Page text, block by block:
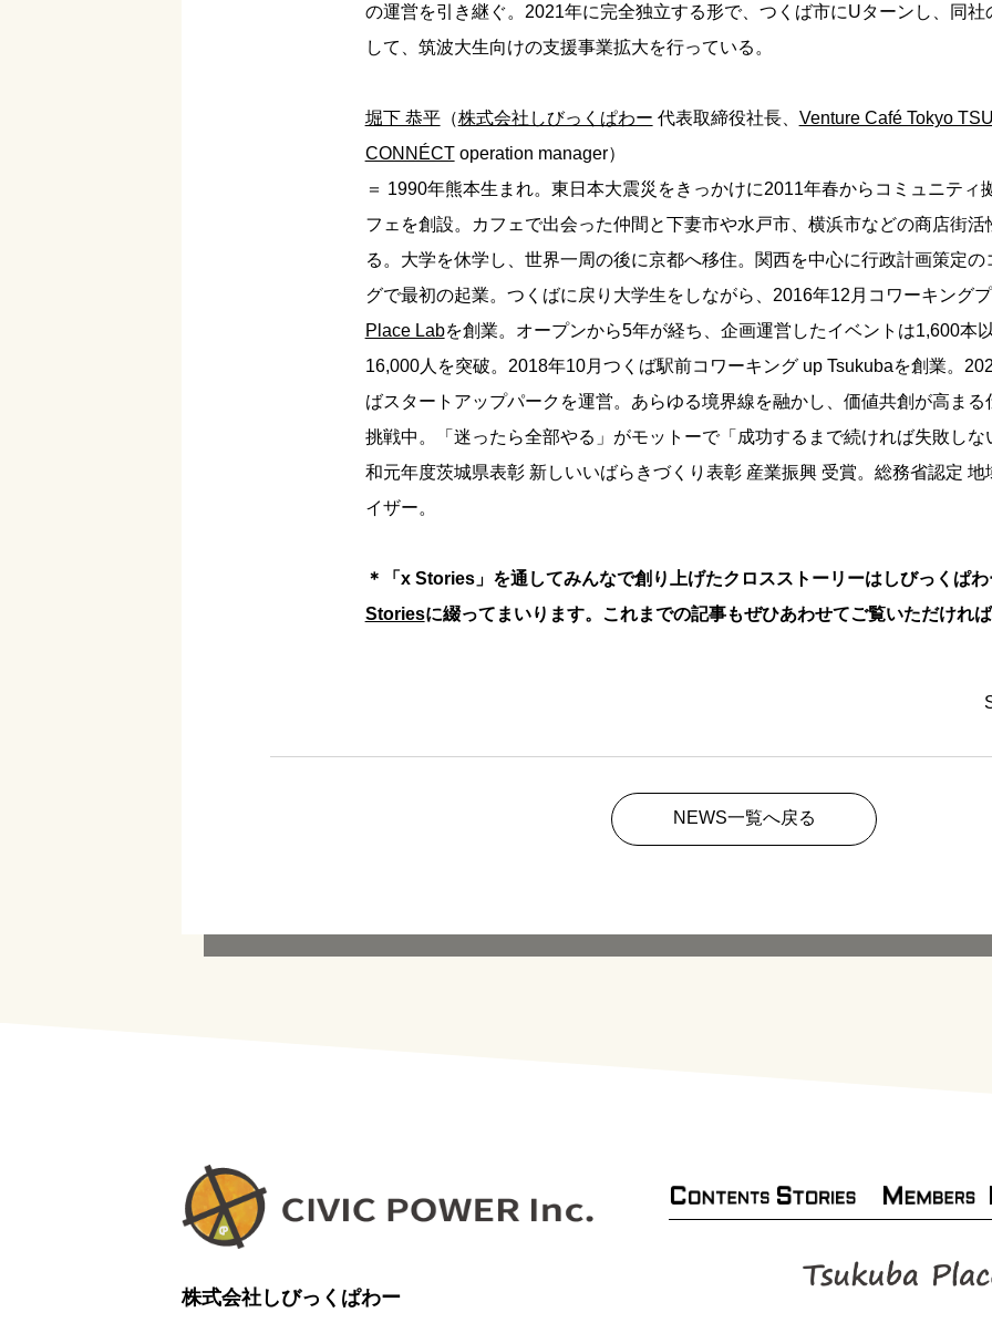
の運営を引き継ぐ。2021年に完全独立する形で、つくば市にUターンし、同社
して、筑波大生向けの支援事業拡大を行っている。
堀下 恭平（株式会社しびっくぱわー 代表取締役社長、 Venture Café Tokyo
CONNÉCToperation manager）
＝ 1990年熊本生まれ。東日本大震災をきっかけに2011年春からコミュニティ
フェを創設。カフェで出会った仲間と下妻市や水戸市、横浜市などの商店街活
る。大学を休学し、世界一周の後に京都へ移住。関西を中心に行政計画策定の
グで最初の起業。つくばに戻り大学生をしながら、2016年12月コワーキング
Place Labを創業。オープンから5年が経ち、企画運営したイベントは1,600本
16,000人を突破。2018年10月つくば駅前コワーキング up Tsukubaを創業。
ばスタートアップパークを運営。あらゆる境界線を融かし、価値共創が高まる
挑戦中。「迷ったら全部やる」がモットーで「成功するまで続ければ失敗しな
和元年度茨城県表彰 新しいいばらきづくり表彰 産業振興 受賞。総務省認定 地
イザー。
＊「x Stories」を通してみんなで創り上げたクロスストーリーはしびっくぱ
Storiesに綴ってまいります。これまでの記事もぜひあわせてご覧いただければ
NEWS一覧へ戻る
株式会社しびっくぱわー
CONTENTS STORIES MEMBERS